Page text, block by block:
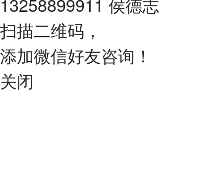
扫描二维码，
添加微信好友咨询！
关闭